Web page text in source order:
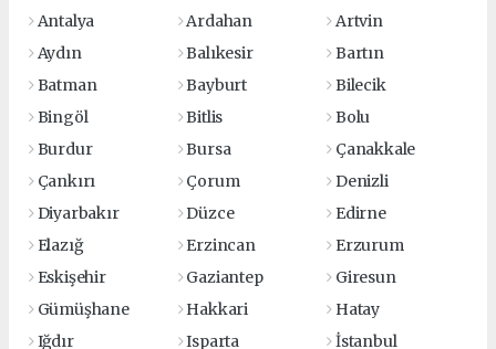
Antalya
Ardahan
Artvin
Aydın
Balıkesir
Bartın
Batman
Bayburt
Bilecik
Bingöl
Bitlis
Bolu
Burdur
Bursa
Çanakkale
Çankırı
Çorum
Denizli
Diyarbakır
Düzce
Edirne
Elazığ
Erzincan
Erzurum
Eskişehir
Gaziantep
Giresun
Gümüşhane
Hakkari
Hatay
Iğdır
Isparta
İstanbul